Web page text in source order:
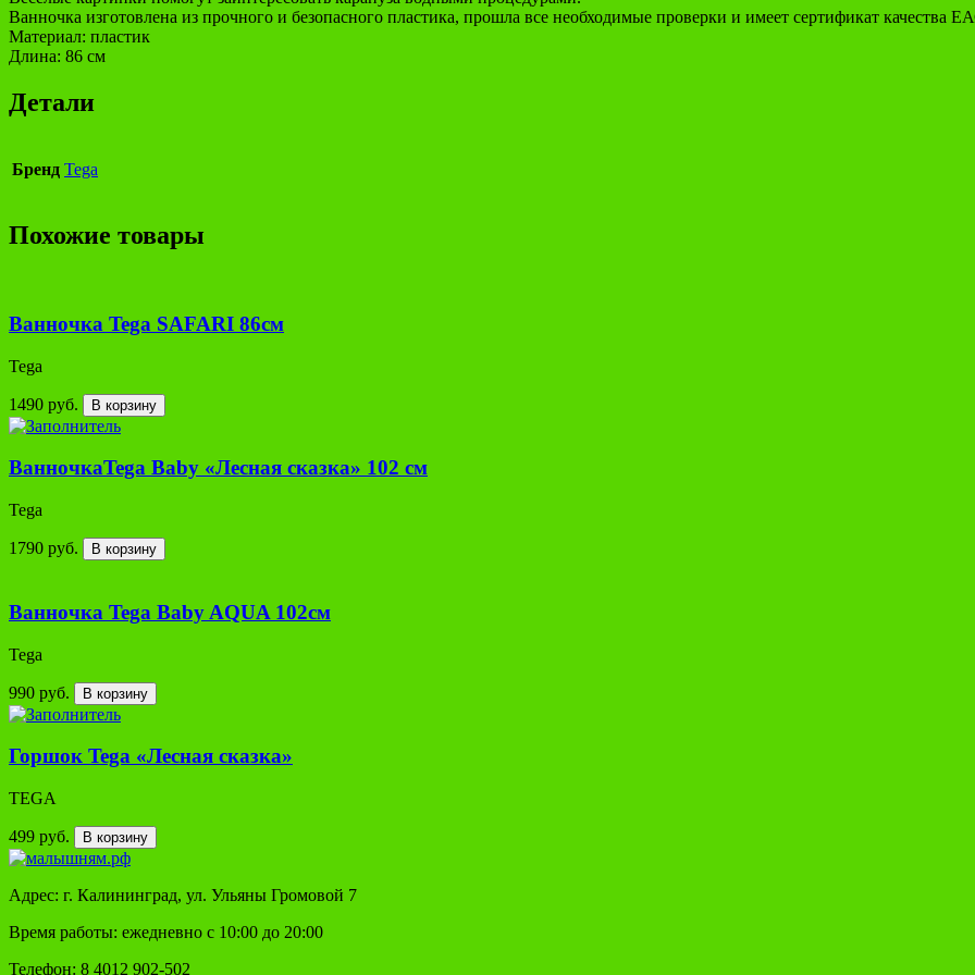
Ванночка изготовлена из прочного и безопасного пластика, прошла все необходимые проверки и имеет сертификат качества
Материал: пластик
Длина: 86 см
Детали
Бренд Tega
Похожие товары
Ванночка Tega SAFARI 86см
Tega
1490 руб. В корзину
ВанночкаTega Baby «Лесная сказка» 102 см
Tega
1790 руб. В корзину
Ванночка Tega Baby AQUA 102см
Tega
990 руб. В корзину
Горшок Tega «Лесная сказка»
TEGA
499 руб. В корзину
Адрес: г. Калининград, ул. Ульяны Громовой 7
Время работы: ежедневно с 10:00 до 20:00
Телефон: 8 4012 902-502